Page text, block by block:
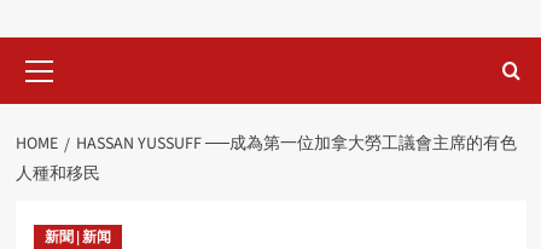
Menu
HOME
HASSAN YUSSUFF ──成為第一位加拿大勞工議會主席的有色
人種和移民
新聞 | 新闻